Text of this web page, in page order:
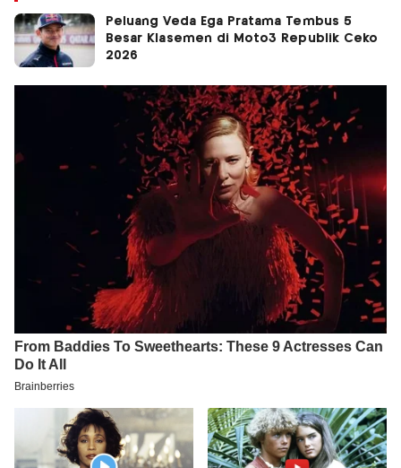
Peluang Veda Ega Pratama Tembus 5
Besar Klasemen di Moto3 Republik Ceko
2026